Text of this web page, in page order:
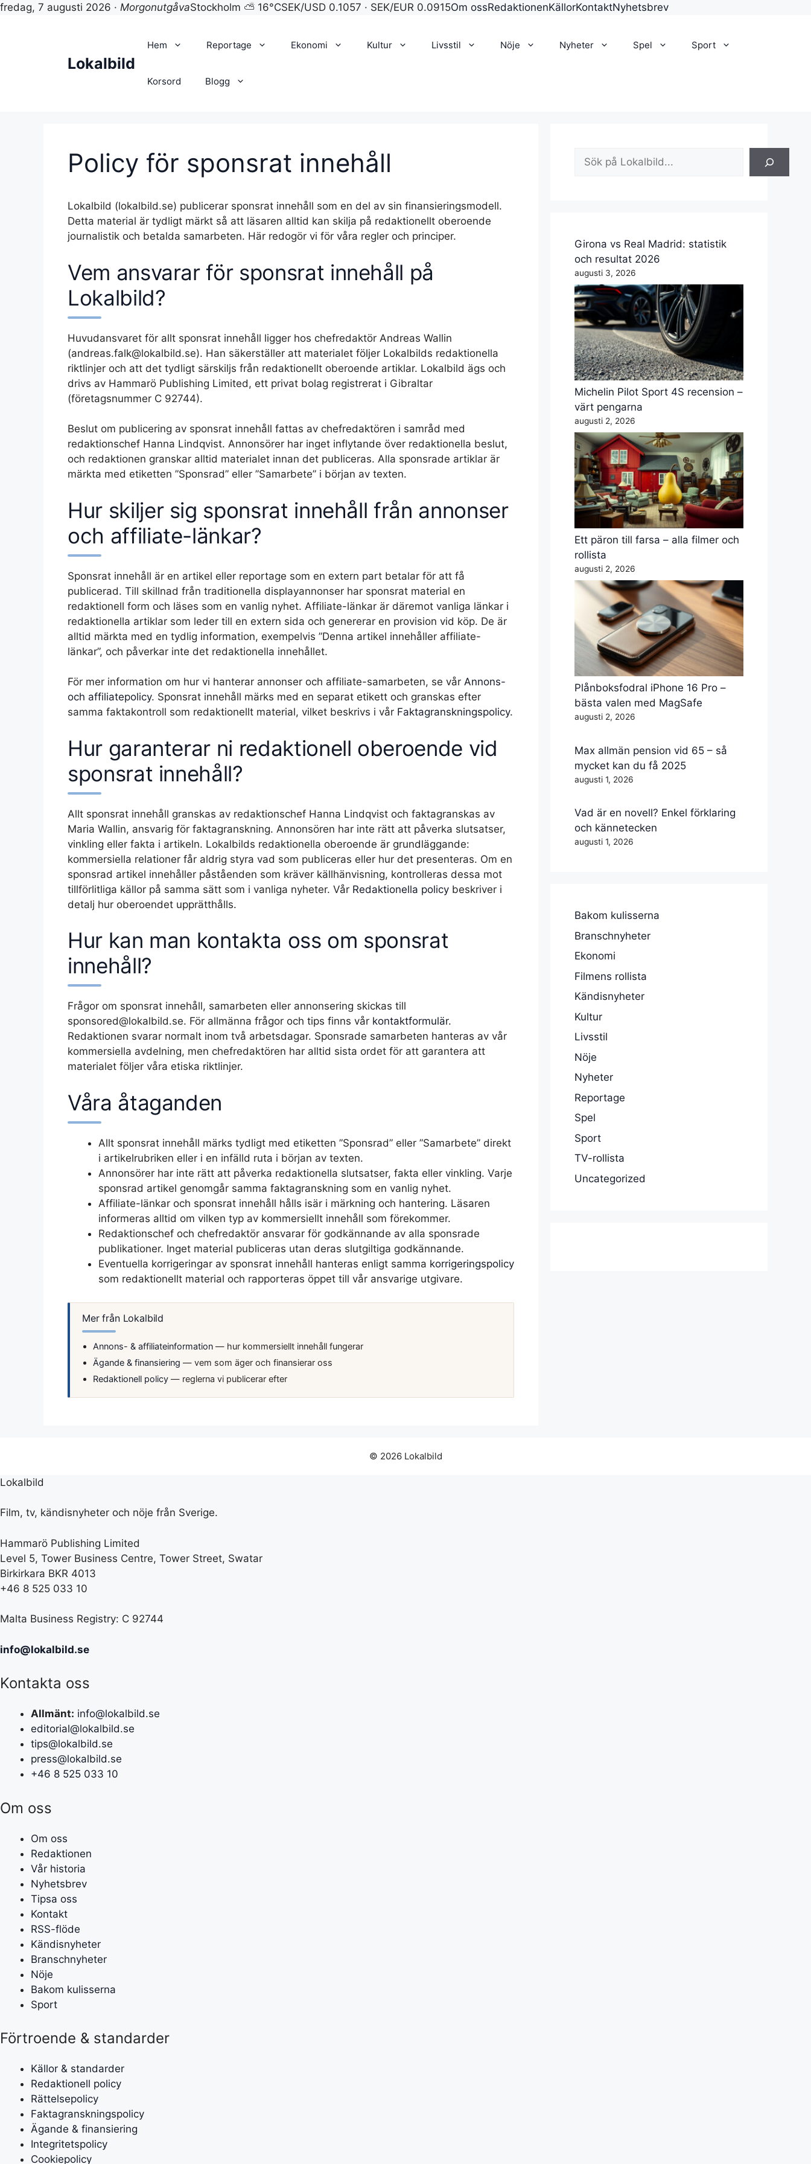
fredag, 7 augusti 2026 · MorgonutgåvaStockholm ⛅ 16°CSEK/USD 0.1057 · SEK/EUR 0.0915Om ossRedaktionenKällorKontaktNyhetsbrev
Lokalbild
Hem Reportage Ekonomi Kultur Livsstil Nöje Nyheter Spel Sport
Korsord Blogg
Policy för sponsrat innehåll
Lokalbild (lokalbild.se) publicerar sponsrat innehåll som en del av sin finansieringsmodell.
Detta material är tydligt märkt så att läsaren alltid kan skilja på redaktionellt oberoende
journalistik och betalda samarbeten. Här redogör vi för våra regler och principer.
Vem ansvarar för sponsrat innehåll på
Lokalbild?
Huvudansvaret för allt sponsrat innehåll ligger hos chefredaktör Andreas Wallin
(andreas.falk@lokalbild.se). Han säkerställer att materialet följer Lokalbilds redaktionella
riktlinjer och att det tydligt särskiljs från redaktionellt oberoende artiklar. Lokalbild ägs och
drivs av Hammarö Publishing Limited, ett privat bolag registrerat i Gibraltar
(företagsnummer C 92744).
Beslut om publicering av sponsrat innehåll fattas av chefredaktören i samråd med
redaktionschef Hanna Lindqvist. Annonsörer har inget inflytande över redaktionella beslut,
och redaktionen granskar alltid materialet innan det publiceras. Alla sponsrade artiklar är
märkta med etiketten ”Sponsrad” eller ”Samarbete” i början av texten.
Hur skiljer sig sponsrat innehåll från annonser
och affiliate-länkar?
Sponsrat innehåll är en artikel eller reportage som en extern part betalar för att få
publicerad. Till skillnad från traditionella displayannonser har sponsrat material en
redaktionell form och läses som en vanlig nyhet. Affiliate-länkar är däremot vanliga länkar i
redaktionella artiklar som leder till en extern sida och genererar en provision vid köp. De är
alltid märkta med en tydlig information, exempelvis ”Denna artikel innehåller affiliate-
länkar”, och påverkar inte det redaktionella innehållet.
För mer information om hur vi hanterar annonser och affiliate-samarbeten, se vår Annons-
och affiliatepolicy. Sponsrat innehåll märks med en separat etikett och granskas efter
samma faktakontroll som redaktionellt material, vilket beskrivs i vår Faktagranskningspolicy.
Hur garanterar ni redaktionell oberoende vid
sponsrat innehåll?
Allt sponsrat innehåll granskas av redaktionschef Hanna Lindqvist och faktagranskas av
Maria Wallin, ansvarig för faktagranskning. Annonsören har inte rätt att påverka slutsatser,
vinkling eller fakta i artikeln. Lokalbilds redaktionella oberoende är grundläggande:
kommersiella relationer får aldrig styra vad som publiceras eller hur det presenteras. Om en
sponsrad artikel innehåller påståenden som kräver källhänvisning, kontrolleras dessa mot
tillförlitliga källor på samma sätt som i vanliga nyheter. Vår Redaktionella policy beskriver i
detalj hur oberoendet upprätthålls.
Hur kan man kontakta oss om sponsrat
innehåll?
Frågor om sponsrat innehåll, samarbeten eller annonsering skickas till
sponsored@lokalbild.se. För allmänna frågor och tips finns vår kontaktformulär.
Redaktionen svarar normalt inom två arbetsdagar. Sponsrade samarbeten hanteras av vår
kommersiella avdelning, men chefredaktören har alltid sista ordet för att garantera att
materialet följer våra etiska riktlinjer.
Våra åtaganden
Allt sponsrat innehåll märks tydligt med etiketten ”Sponsrad” eller ”Samarbete” direkt
i artikelrubriken eller i en infälld ruta i början av texten.
Annonsörer har inte rätt att påverka redaktionella slutsatser, fakta eller vinkling. Varje
sponsrad artikel genomgår samma faktagranskning som en vanlig nyhet.
Affiliate-länkar och sponsrat innehåll hålls isär i märkning och hantering. Läsaren
informeras alltid om vilken typ av kommersiellt innehåll som förekommer.
Redaktionschef och chefredaktör ansvarar för godkännande av alla sponsrade
publikationer. Inget material publiceras utan deras slutgiltiga godkännande.
Eventuella korrigeringar av sponsrat innehåll hanteras enligt samma korrigeringspolicy
som redaktionellt material och rapporteras öppet till vår ansvarige utgivare.
Mer från Lokalbild
Annons- & affiliateinformation — hur kommersiellt innehåll fungerar
Ägande & finansiering — vem som äger och finansierar oss
Redaktionell policy — reglerna vi publicerar efter
Sök
Girona vs Real Madrid: statistik
och resultat 2026
augusti 3, 2026
Michelin Pilot Sport 4S recension –
värt pengarna
augusti 2, 2026
Ett päron till farsa – alla filmer och
rollista
augusti 2, 2026
Plånboksfodral iPhone 16 Pro –
bästa valen med MagSafe
augusti 2, 2026
Max allmän pension vid 65 – så
mycket kan du få 2025
augusti 1, 2026
Vad är en novell? Enkel förklaring
och kännetecken
augusti 1, 2026
Bakom kulisserna
Branschnyheter
Ekonomi
Filmens rollista
Kändisnyheter
Kultur
Livsstil
Nöje
Nyheter
Reportage
Spel
Sport
TV-rollista
Uncategorized
© 2026 Lokalbild
Lokalbild
Film, tv, kändisnyheter och nöje från Sverige.
Hammarö Publishing Limited
Level 5, Tower Business Centre, Tower Street, Swatar
Birkirkara BKR 4013
+46 8 525 033 10
Malta Business Registry: C 92744
info@lokalbild.se
Kontakta oss
Allmänt: info@lokalbild.se
editorial@lokalbild.se
tips@lokalbild.se
press@lokalbild.se
+46 8 525 033 10
Om oss
Om oss
Redaktionen
Vår historia
Nyhetsbrev
Tipsa oss
Kontakt
RSS-flöde
Kändisnyheter
Branschnyheter
Nöje
Bakom kulisserna
Sport
Förtroende & standarder
Källor & standarder
Redaktionell policy
Rättelsepolicy
Faktagranskningspolicy
Ägande & finansiering
Integritetspolicy
Cookiepolicy